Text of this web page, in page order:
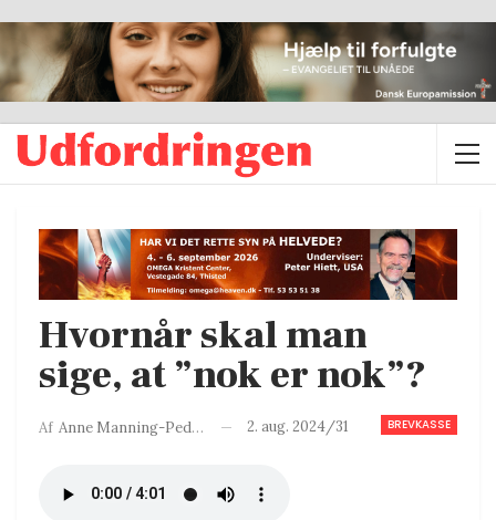
Hvornår skal man
sige, at ”nok er nok”?
BREVKASSE
Af Anne Manning-Pedersen 2. aug. 2024/31